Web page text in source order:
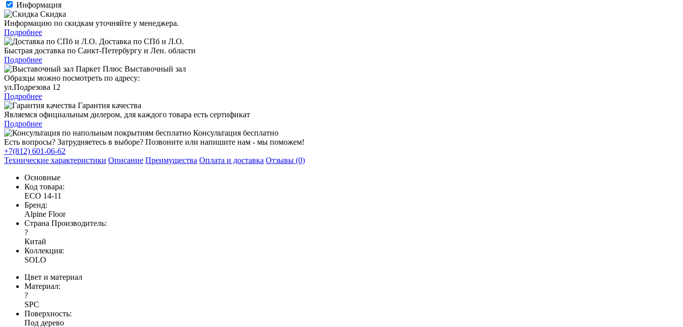
Информация
Скидка
Информацию по скидкам уточняйте у менеджера.
Подробнее
Доставка по СПб и Л.О.
Быстрая доставка по Санкт-Петербургу и Лен. области
Подробнее
Выставочный зал
Образцы можно посмотреть по адресу:
ул.Подрезова 12
Подробнее
Гарантия качества
Являемся официальным дилером, для каждого товара есть сертификат
Подробнее
Консультация бесплатно
Есть вопросы? Затрудняетесь в выборе? Позвоните или напишите нам - мы поможем!
+7(812) 601-06-62
Технические характеристики Описание Преимущества Оплата и доставка Отзывы (0)
Основные
Код товара:
ЕСО 14-11
Бренд:
Alpine Floor
Страна Производитель:
?
Китай
Коллекция:
SOLO
Цвет и материал
Материал:
?
SPC
Поверхность:
Под дерево